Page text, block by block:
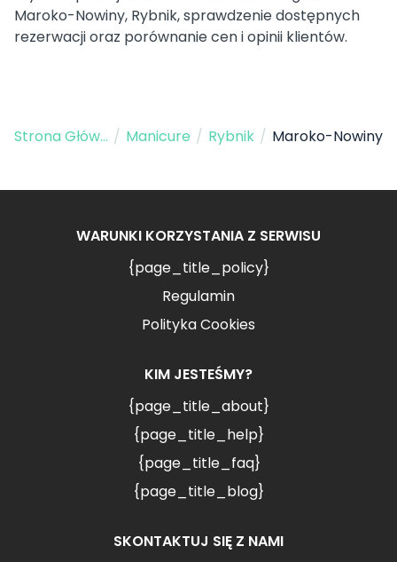
Maroko-Nowiny, Rybnik, sprawdzenie dostępnych
rezerwacji oraz porównanie cen i opinii klientów.
Strona Główna / Manicure / Rybnik / Maroko-Nowiny
WARUNKI KORZYSTANIA Z SERWISU
{page_title_policy}
Regulamin
Polityka Cookies
KIM JESTEŚMY?
{page_title_about}
{page_title_help}
{page_title_faq}
{page_title_blog}
SKONTAKTUJ SIĘ Z NAMI